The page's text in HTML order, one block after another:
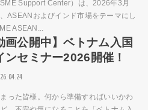
Support Center）は、2026年3月
ASEANおよびインド市場をテーマにし
ASEAN...
画公開中】ベトナム入国
セミナー2026開催！
った皆様。何から準備すればいいかわ